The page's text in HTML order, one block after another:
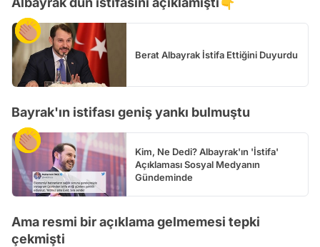
Berat Albayrak İstifa Ettiğini Duyurdu
Bayrak'ın istifası geniş yankı bulmuştu
Kim, Ne Dedi? Albayrak'ın 'İstifa'
Açıklaması Sosyal Medyanın
Gündeminde
Ama resmi bir açıklama gelmemesi tepki
çekmişti